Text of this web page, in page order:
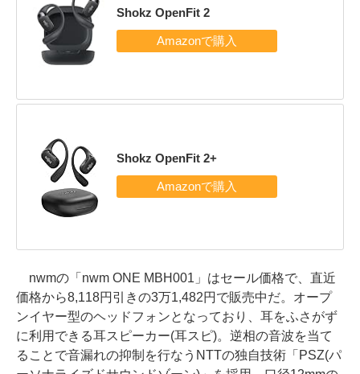
Shokz OpenFit 2
Shokz OpenFit 2+
nwmの「nwm ONE MBH001」はセール価格で、直近
価格から8,118円引きの3万1,482円で販売中だ。オープ
ンイヤー型のヘッドフォンとなっており、耳をふさがず
に利用できる耳スピーカー(耳スピ)。逆相の音波を当て
ることで音漏れの抑制を行なうNTTの独自技術「PSZ(パ